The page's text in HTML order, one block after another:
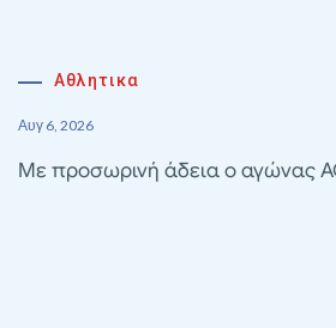
Αθλητικα
Αυγ 6, 2026
Με προσωρινή άδεια ο αγώνας